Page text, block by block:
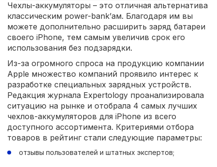
Чехлы-аккумуляторы – это отличная альтернатива
классическим power-bank’ам. Благодаря им вы
можете дополнительно расширить заряд батареи
своего iPhone, тем самым увеличив срок его
использования без подзарядки.
Из-за огромного спроса на продукцию компании
Apple множество компаний проявило интерес к
разработке специальных зарядных устройств.
Редакция журнала Expertology проанализировала
ситуацию на рынке и отобрала 4 самых лучших
чехлов-аккумуляторов для iPhone из всего
доступного ассортимента. Критериями отбора
товаров в рейтинг стали следующие параметры:
отзывы пользователей и штатных экспертов;